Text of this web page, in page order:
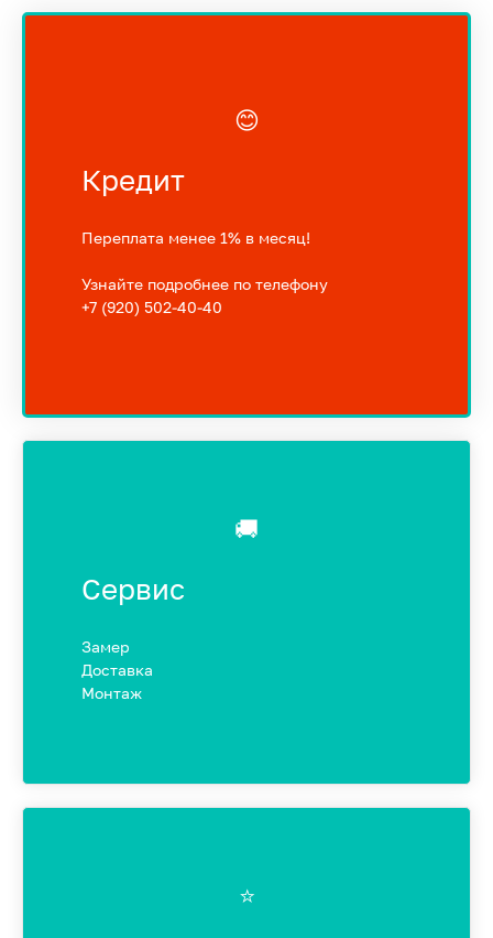
😊
Кредит
Переплата менее 1% в месяц!
Узнайте подробнее по телефону
+7 (920) 502-40-40
🚚
Сервис
Замер
Доставка
Монтаж
⭐️